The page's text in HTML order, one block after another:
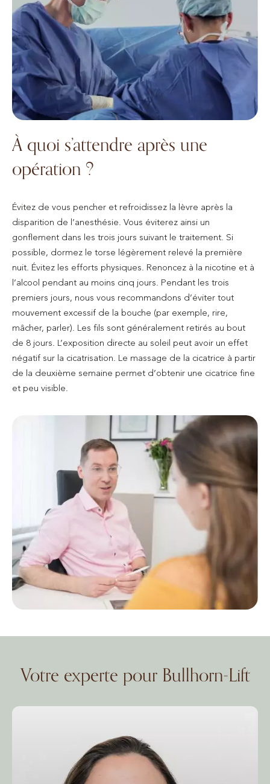
À quoi s’attendre après une
opération ?
Évitez de vous pencher et refroidissez la lèvre après la
disparition de l’anesthésie. Vous éviterez ainsi un
gonflement dans les trois jours suivant le traitement. Si
possible, dormez le torse légèrement relevé la première
nuit. Évitez les efforts physiques. Renoncez à la nicotine et à
l’alcool pendant au moins cinq jours. Pendant les trois
premiers jours, nous vous recommandons d’éviter tout
mouvement excessif de la bouche (par exemple, rire,
mâcher, parler). Les fils sont généralement retirés au bout
de 8 jours. L’exposition directe au soleil peut avoir un effet
négatif sur la cicatrisation. Le massage de la cicatrice à partir
de la deuxième semaine permet d’obtenir une cicatrice fine
et peu visible.
Votre experte pour Bullhorn-Lift